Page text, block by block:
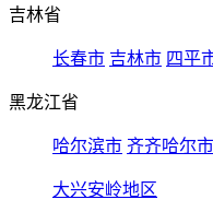
吉林省
长春市 吉林市 四平
黑龙江省
哈尔滨市 齐齐哈尔市
大兴安岭地区